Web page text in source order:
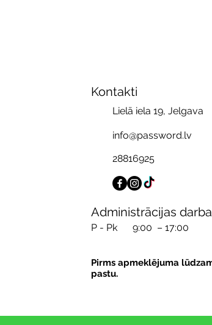
Kontakti
Lielā iela 19, Jelgava
info@password.lv
28816925
Administrācijas
P - Pk 9:00 – 17:00
Pirms apmeklējuma
pastu.